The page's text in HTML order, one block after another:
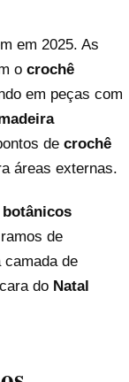
em 2025. As
o crochê
em peças com
de crochê
áreas externas.
de
camada de
do Natal